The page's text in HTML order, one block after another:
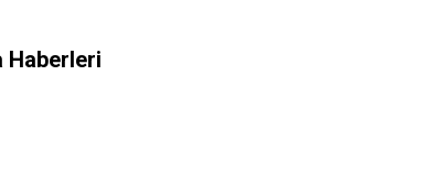
Haberleri